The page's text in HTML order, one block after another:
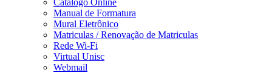
Manual de Formatura
Mural Eletrônico
Matriculas / Renovação de Matriculas
Rede Wi-Fi
Virtual Unisc
Webmail